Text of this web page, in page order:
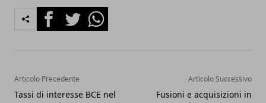
FacebookTwitterWhatsapp
Articolo Precedente
Tassi di interesse BCE nel
Articolo Successivo
Fusioni e acquisizioni in